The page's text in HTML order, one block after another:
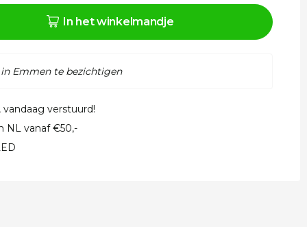
In het winkelmandje
Emmen te bezichtigen
vandaag verstuurd!
NL vanaf €50,-